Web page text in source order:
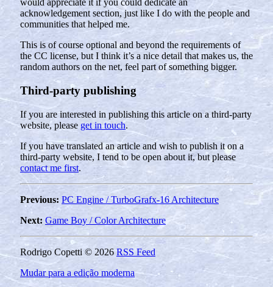
would appreciate it if you could dedicate an
acknowledgement section, just like I do with the people and
communities that helped me.
This is of course optional and beyond the requirements of
the CC license, but I think it’s a nice detail that makes us, the
random authors on the net, feel part of something bigger.
Third-party publishing
If you are interested in publishing this article on a third-party
website, please get in touch.
If you have translated an article and wish to publish it on a
third-party website, I tend to be open about it, but please
contact me first.
Previous: PC Engine / TurboGrafx-16 Architecture
Next: Game Boy / Color Architecture
Rodrigo Copetti © 2026RSS Feed
Mudar para a edição moderna